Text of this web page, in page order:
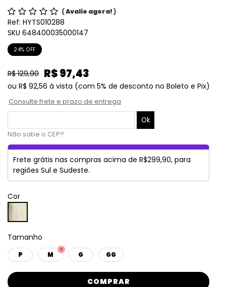
(Avalie agora!)
Ref: HYTS010288
SKU 648400035000147
24% OFF
R$ 129,90 R$ 97,43
ou R$ 92,56 à vista (com 5% de desconto no Boleto e Pix)
Consulte frete e prazo de entrega
Não sabe o CEP?
Frete grátis nas compras acima de R$299,90, para
regiões Sul e Sudeste.
Cor
Tamanho
P M G GG
COMPRAR